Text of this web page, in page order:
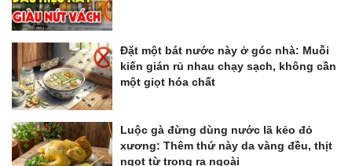
Đặt một bát nước này ở góc nhà: Muỗi
kiến gián rủ nhau chạy sạch, không cần
một giọt hóa chất
Luộc gà đừng dùng nước lã kẻo đỏ
xương: Thêm thứ này da vàng đều, thịt
ngọt từ trong ra ngoài